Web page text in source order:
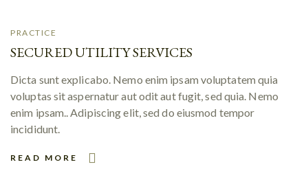
PRACTICE
SECURED UTILITY SERVICES
Dicta sunt explicabo. Nemo enim ipsam voluptatem quia
voluptas sit aspernatur aut odit aut fugit, sed quia. Nemo
enim ipsam.. Adipiscing elit, sed do eiusmod tempor
incididunt.
READ MORE